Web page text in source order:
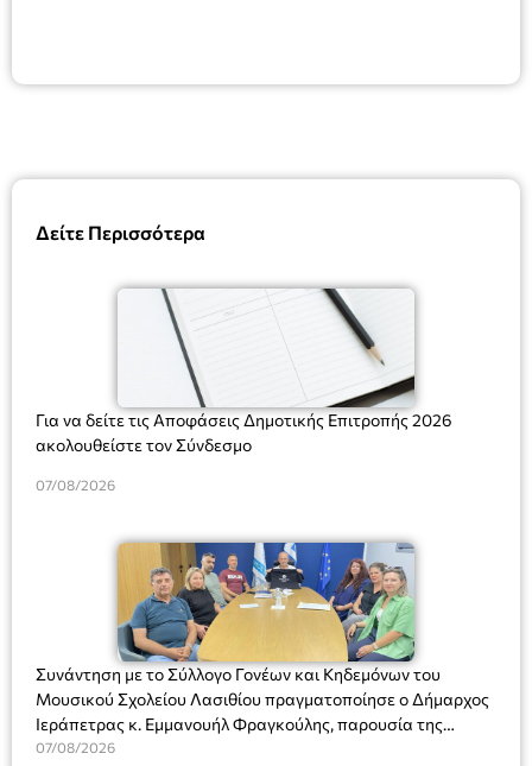
Δείτε Περισσότερα
Για να δείτε τις Αποφάσεις Δημοτικής Επιτροπής 2026
ακολουθείστε τον Σύνδεσμο
07/08/2026
Συνάντηση με το Σύλλογο Γονέων και Κηδεμόνων του
Μουσικού Σχολείου Λασιθίου πραγματοποίησε ο Δήμαρχος
Ιεράπετρας κ. Εμμανουήλ Φραγκούλης, παρουσία της
Διευθύντριας του σχολείου κας Μαριάννας Χαΐτα.
07/08/2026